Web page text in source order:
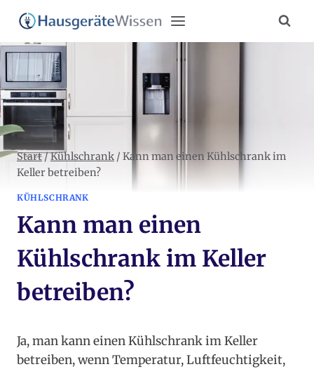
Zum
Inhalt
springen
Start/Kühlschrank / Kann man einen Kühlschrank im
Keller betreiben?
KÜHLSCHRANK
Kann man einen
Kühlschrank im Keller
betreiben?
Ja, man kann einen Kühlschrank im Keller
betreiben, wenn Temperatur, Luftfeuchtigkeit,